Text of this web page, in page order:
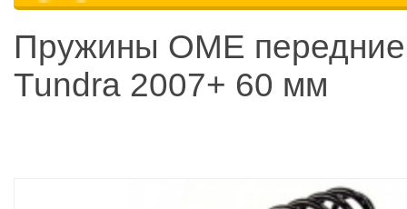
Пружины OME
Tundra 2007+ 60 мм